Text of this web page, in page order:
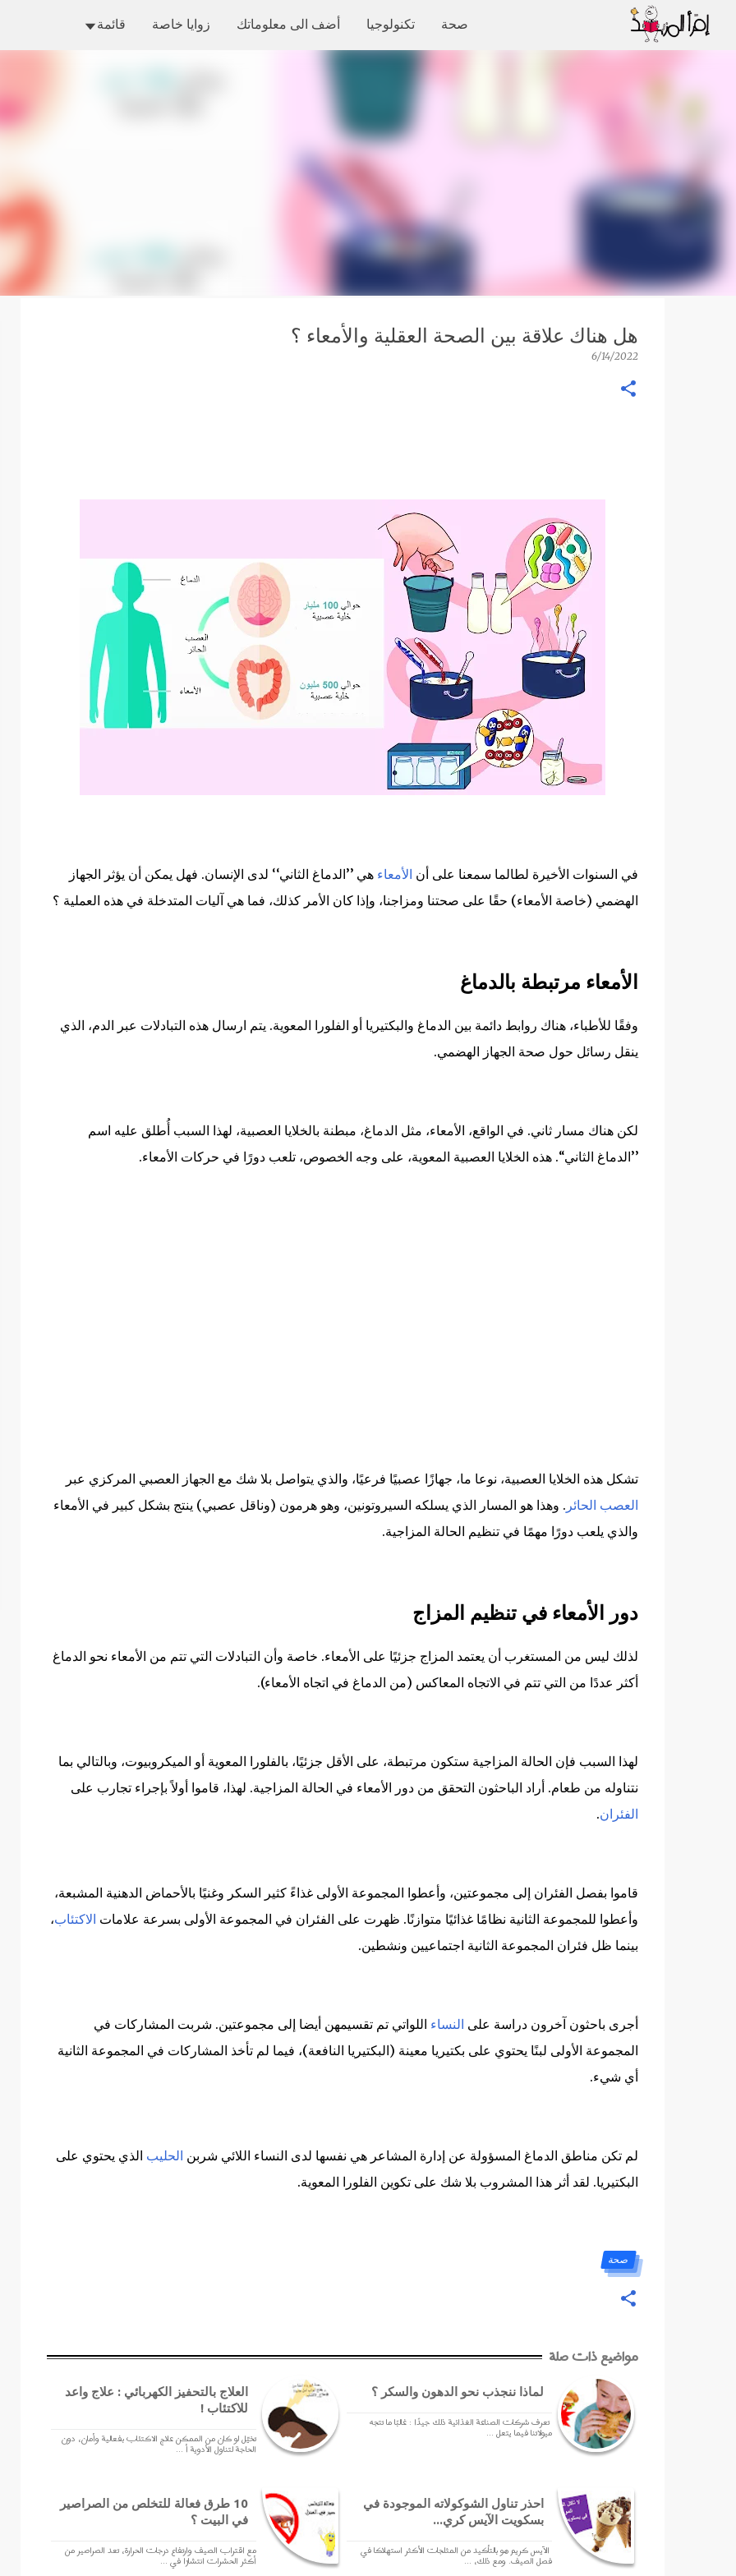
التخطي إلى المحتوى الرئيسي صحة تكنولوجيا أضف الى معلوماتك زوايا خاصة قائمة
هل هناك علاقة بين الصحة العقلية والأمعاء ؟
6/14/2022
في السنوات الأخيرة لطالما سمعنا على أن الأمعاء هي ’’الدماغ الثاني‘‘ لدى الإنسان. فهل يمكن أن يؤثر الجهاز
الهضمي (خاصة الأمعاء) حقًا على صحتنا ومزاجنا، وإذا كان الأمر كذلك، فما هي آليات المتدخلة في هذه العملية ؟
الأمعاء مرتبطة بالدماغ
وفقًا للأطباء، هناك روابط دائمة بين الدماغ والبكتيريا أو الفلورا المعوية. يتم ارسال هذه التبادلات عبر الدم، الذي
ينقل رسائل حول صحة الجهاز الهضمي.
لكن هناك مسار ثاني. في الواقع، الأمعاء، مثل الدماغ، مبطنة بالخلايا العصبية، لهذا السبب أُطلق عليه اسم
’’الدماغ الثاني‘‘. هذه الخلايا العصبية المعوية، على وجه الخصوص، تلعب دورًا في حركات الأمعاء.
تشكل هذه الخلايا العصبية، نوعا ما، جهازًا عصبيًا فرعيًا، والذي يتواصل بلا شك مع الجهاز العصبي المركزي عبر
العصب الحائر . وهذا هو المسار الذي يسلكه السيروتونين، وهو هرمون (وناقل عصبي) ينتج بشكل كبير في الأمعاء
والذي يلعب دورًا مهمًا في تنظيم الحالة المزاجية.
دور الأمعاء في تنظيم المزاج
لذلك ليس من المستغرب أن يعتمد المزاج جزئيًا على الأمعاء. خاصة وأن التبادلات التي تتم من الأمعاء نحو الدماغ
أكثر عددًا من التي تتم في الاتجاه المعاكس (من الدماغ في اتجاه الأمعاء).
لهذا السبب فإن الحالة المزاجية ستكون مرتبطة، على الأقل جزئيًا، بالفلورا المعوية أو الميكروبيوت، وبالتالي بما
نتناوله من طعام. أراد الباحثون التحقق من دور الأمعاء في الحالة المزاجية. لهذا، قاموا أولاً بإجراء تجارب على
الفئران.
قاموا بفصل الفئران إلى مجموعتين، وأعطوا المجموعة الأولى غذاءً كثير السكر وغنيًا بالأحماض الدهنية المشبعة،
وأعطوا للمجموعة الثانية نظامًا غذائيًا متوازنًا. ظهرت على الفئران في المجموعة الأولى بسرعة علامات الاكتئاب،
بينما ظل فئران المجموعة الثانية اجتماعيين ونشطين.
أجرى باحثون آخرون دراسة على النساء اللواتي تم تقسيمهن أيضا إلى مجموعتين. شربت المشاركات في
المجموعة الأولى لبنًا يحتوي على بكتيريا معينة (البكتيريا النافعة)، فيما لم تأخذ المشاركات في المجموعة الثانية
أي شيء.
لم تكن مناطق الدماغ المسؤولة عن إدارة المشاعر هي نفسها لدى النساء اللائي شربن الحليب الذي يحتوي على
البكتيريا. لقد أثر هذا المشروب بلا شك على تكوين الفلورا المعوية.
صحة
مواضيع ذات صلة
لماذا ننجذب نحو الدهون والسكر ؟
تعرف شركات الصناعة الغذائية ذلك جيدًا : غالبًا ما تتجه
ميولاتنا فيما يتعل ...
العلاج بالتحفيز الكهربائي : علاج واعد
للاكتئاب !
تخيّل لو كان من الممكن علاج الاكتئاب بفعالية وأمان، دون
الحاجة لتناول الأدوية أ ...
احذر تناول الشوكولاته الموجودة في
بسكويت الآيس كري...
الآيس كريم هو بالتأكيد من المثلجات الأكثر استهلاكا في
فصل الصيف. ومع ذلك، ...
10 طرق فعالة للتخلص من الصراصير
في البيت ؟
مع اقتراب الصيف وارتفاع درجات الحرارة، تعد الصراصير من
أكثر الحشرات انتشارًا في ...